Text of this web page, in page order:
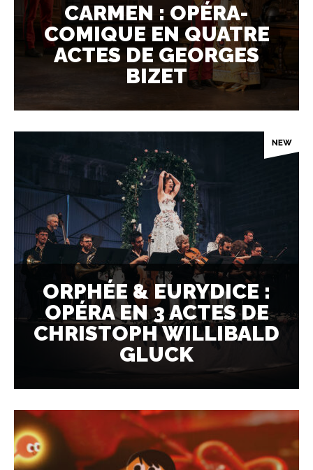
CARMEN : OPÉRA-
COMIQUE EN QUATRE
ACTES DE GEORGES
BIZET
ORPHÉE & EURYDICE :
OPÉRA EN 3 ACTES DE
CHRISTOPH WILLIBALD
GLUCK